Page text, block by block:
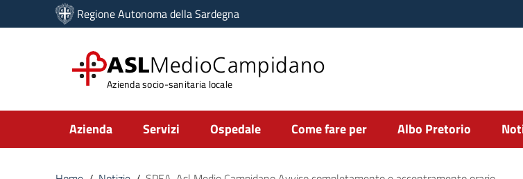
Vai ai contenuti
Vai al menu di navigazione
Regione Autonoma della Sardegna
ASLMedioCampidano
Azienda socio-sanitaria locale
Submenu
Azienda Servizi Ospedale Come fare per Albo Pretorio